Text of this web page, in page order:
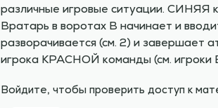
различные игровые ситуации. СИНЯЯ
Вратарь в воротах В начинает и
разворачивается (см. 2) и завершает
игрока КРАСНОЙ команды (см. игроки
Войдите, чтобы проверить доступ к